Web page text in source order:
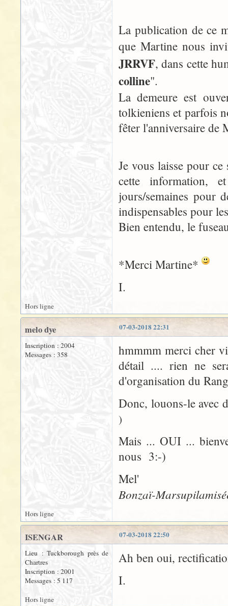
La publication de ce
que Martine nous
JRRVF, dans cette
colline".
La demeure est
tolkieniens et parfois
fêter l'anniversaire de
Je vous laisse pour
cette information,
jours/semaines pour
indispensables pour
Bien entendu, le
*Merci Martine*
I.
Hors ligne
07-03-2018 22:31
melo dye
Inscription : 2004
Messages : 358
hmmmm merci cher
détail .... rien ne
d'organisation du
Donc, louons-le avec
)
Mais ... OUI ...
nous 3:-)
Mel'
Bonzaï-
Hors ligne
07-03-2018 22:50
ISENGAR
Lieu : Tuckborough près de
Chartres
Inscription : 2001
Messages : 5 117
Ah ben oui,
I.
Hors ligne